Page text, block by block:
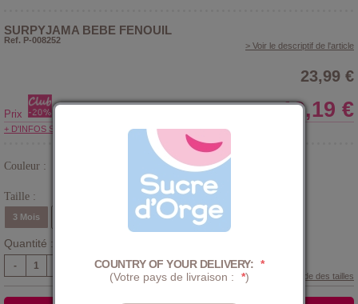
SURPYJAMA BEBE FENOUIL
Ref. P-008252
> Voir le descriptif de l'article
23,99 €
Prix 19,19 €
+ D'INFOS SUR LE CLUB
Couleur :
Taille :
3 Mois 12 Mois 18 Mois
Quantité :
-
Guide des tailles
COUNTRY OF YOUR DELIVERY: *
(Votre pays de livraison :
*)